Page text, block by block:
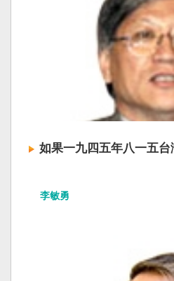
如果一九四五年八一五台
李敏勇